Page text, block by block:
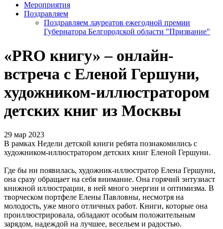
Мероприятия
Поздравляем
Поздравляем лауреатов ежегодной премии
Губернатора Белгородской области "Призвание"
«PRO книгу» – онлайн-
встреча с Еленой Гершуни,
художником-иллюстратором
детских книг из Москвы
29 мар 2023
В рамках Недели детской книги ребята познакомились с
художником-иллюстратором детских книг Еленой Гершуни.
Где бы ни появилась, художник-иллюстратор Елена Гершуни,
она сразу обращает на себя внимание. Она горячий энтузиаст
книжной иллюстрации, в ней много энергии и оптимизма. В
творческом портфеле Елены Павловны, несмотря на
молодость, уже много отличных работ. Книги, которые она
проиллюстрировала, обладают особым положительным
зарядом, надеждой на лучшее, весельем и радостью.